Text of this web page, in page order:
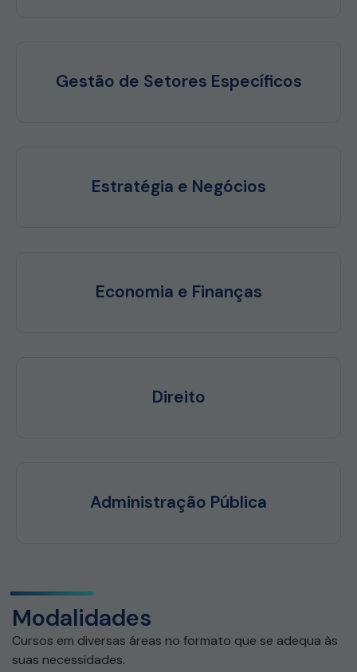
Gestão de Setores Específicos
Estratégia e Negócios
Economia e Finanças
Direito
Administração Pública
Modalidades
Cursos em diversas áreas no formato que se adequa às
suas necessidades.